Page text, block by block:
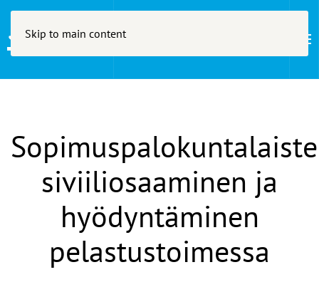
Skip to main content
siviiliosaaminen ja
hyödyntäminen
pelastustoimessa